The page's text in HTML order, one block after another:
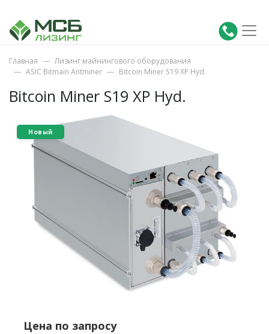
Главная
Лизинг майнингового оборудования
ASIC Bitmain Antminer
Bitcoin Miner S19 XP Hyd.
Bitcoin Miner S19 XP Hyd.
Новый
Цена по запросу